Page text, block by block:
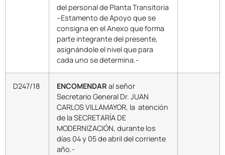
del personal de Planta Transitoria
–Estamento de Apoyo que se
consigna en el Anexo que forma
parte integrante del presente,
asignándole el nivel que para
cada uno se determina.-
D247/18 ENCOMENDAR al señor
Secretario General Dr. JUAN
CARLOS VILLAMAYOR, la atención
de la SECRETARÍA DE
MODERNIZACIÓN, durante los
días 04 y 05 de abril del corriente
año.-